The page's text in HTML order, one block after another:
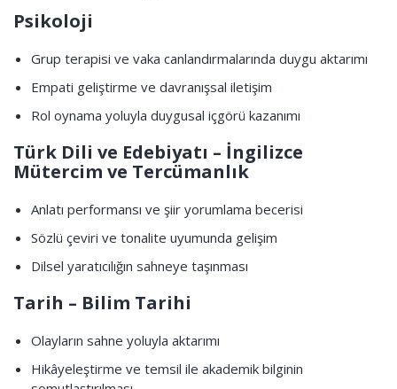
Psikoloji
Grup terapisi ve vaka canlandırmalarında duygu aktarımı
Empati geliştirme ve davranışsal iletişim
Rol oynama yoluyla duygusal içgörü kazanımı
Türk Dili ve Edebiyatı – İngilizce
Mütercim ve Tercümanlık
Anlatı performansı ve şiir yorumlama becerisi
Sözlü çeviri ve tonalite uyumunda gelişim
Dilsel yaratıcılığın sahneye taşınması
Tarih – Bilim Tarihi
Olayların sahne yoluyla aktarımı
Hikâyeleştirme ve temsil ile akademik bilginin